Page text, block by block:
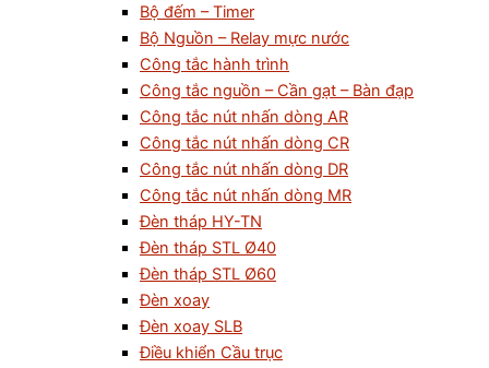
Bộ đếm – Timer
Bộ Nguồn – Relay mực nước
Công tắc hành trình
Công tắc nguồn – Cần gạt – Bàn đạp
Công tắc nút nhấn dòng AR
Công tắc nút nhấn dòng CR
Công tắc nút nhấn dòng DR
Công tắc nút nhấn dòng MR
Đèn tháp HY-TN
Đèn tháp STL Ø40
Đèn tháp STL Ø60
Đèn xoay
Đèn xoay SLB
Điều khiển Cầu trục